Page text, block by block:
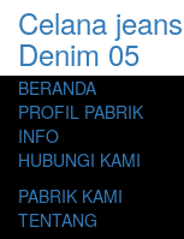
Celana jeans
Denim 05
BERANDA
PROFIL PABRIK
INFO
HUBUNGI KAMI
PABRIK KAMI
TENTANG